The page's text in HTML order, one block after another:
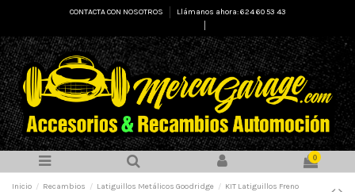
CONTACTA CON NOSOTROS
Llámanos ahora: 624 60 53 43
0
Inicio Recambios Latiguillos Metálicos Goodridge
KIT Latiguillos Freno